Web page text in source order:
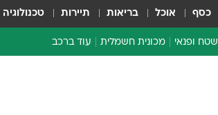
כסף אוכל בריאות תיירות טכנולוגיה
שטח ופנאי מכונית חשמלית עוד ברכב